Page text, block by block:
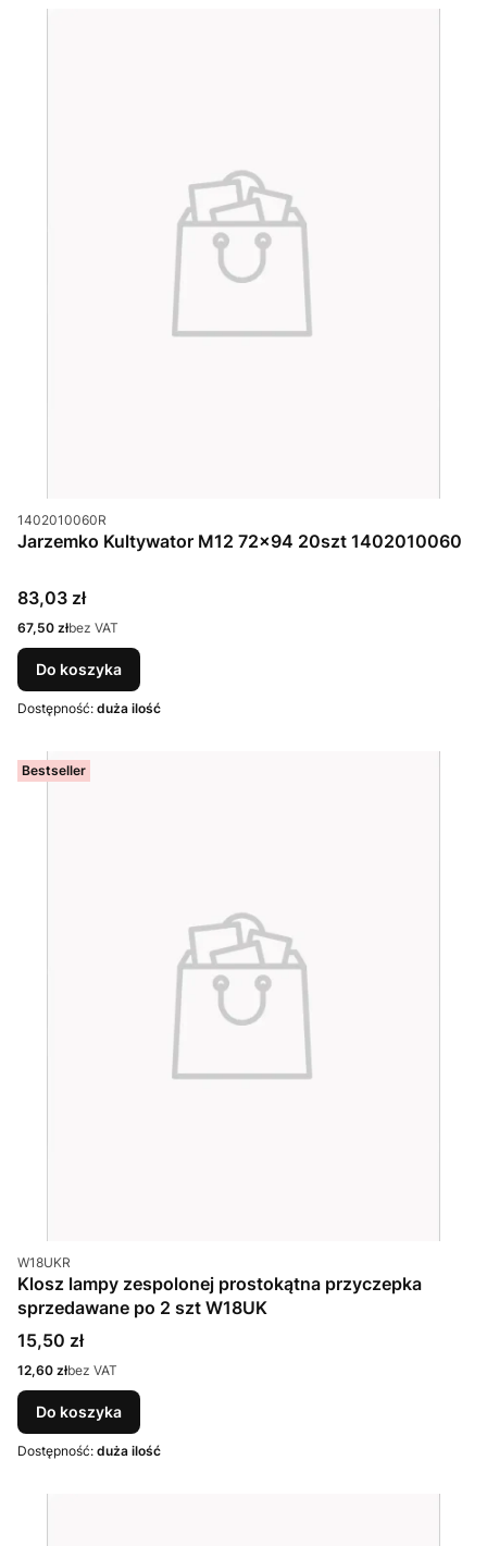
Kod produktu
1402010060R
Jarzemko Kultywator M12 72x94 20szt 1402010060
Cena
83,03 zł
Cena
67,50 złbez VAT
Do koszyka
Dostępność: duża ilość
Bestseller
Kod produktu
W18UKR
Klosz lampy zespolonej prostokątna przyczepka
sprzedawane po 2 szt W18UK
Cena
15,50 zł
Cena
12,60 złbez VAT
Do koszyka
Dostępność: duża ilość